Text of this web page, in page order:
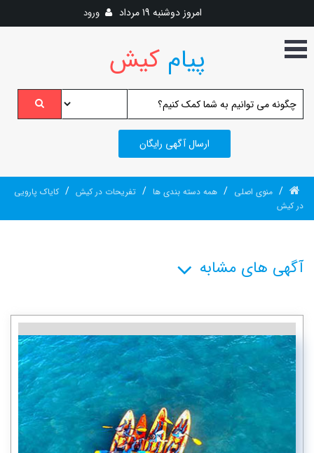
امروز دوشنبه 19 مرداد ورود
پیامکیش
ارسال آگهی رایگان
/ منوی اصلی / همه دسته بندی ها / تفریحات در کیش / کایاک پارویی
در کیش
آگهی های مشابه
تفریحات آبی
جنگ های شبانه
کشتی های تفریحی
تم پارک ژوراسیک کیش